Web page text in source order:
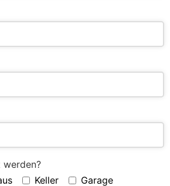
werden?
Keller Garage